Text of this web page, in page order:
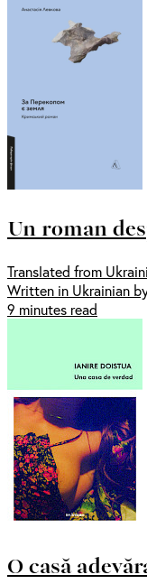
Un roman
Translated from
Written in Ukrainian
9 minutes read
O casă